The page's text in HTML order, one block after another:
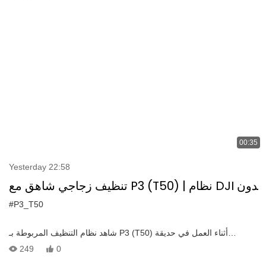
00:35
Yesterday 22:58
تنظيف زجاجي شاهق مع P3 (T50) | نظام DJI بدون
طيار في حديقة شنتشن باي للتكنولوجيا
#P3_T50
شاهد نظام التنظيف المربوطة بـ P3 (T50) أثناء العمل في حديقة
Shenzhen Bay Tech-Eco. هذا النظام المتقدم ، المصمم لتنظيف جدار
249 0